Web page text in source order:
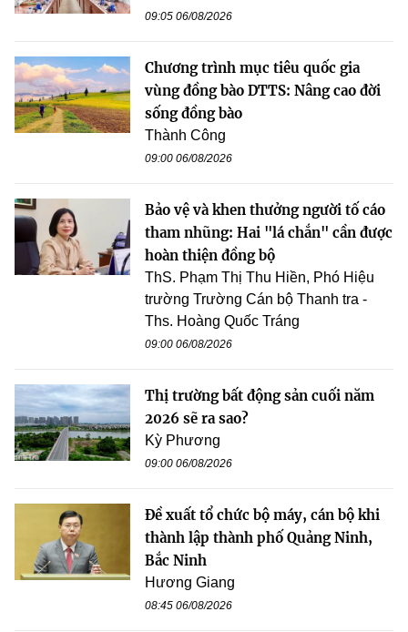
09:05 06/08/2026
Chương trình mục tiêu quốc gia
vùng đồng bào DTTS: Nâng cao đời
sống đồng bào
Thành Công
09:00 06/08/2026
Bảo vệ và khen thưởng người tố cáo
tham nhũng: Hai "lá chắn" cần được
hoàn thiện đồng bộ
ThS. Phạm Thị Thu Hiền, Phó Hiệu
trường Trường Cán bộ Thanh tra -
Ths. Hoàng Quốc Tráng
09:00 06/08/2026
Thị trường bất động sản cuối năm
2026 sẽ ra sao?
Kỳ Phương
09:00 06/08/2026
Đề xuất tổ chức bộ máy, cán bộ khi
thành lập thành phố Quảng Ninh,
Bắc Ninh
Hương Giang
08:45 06/08/2026